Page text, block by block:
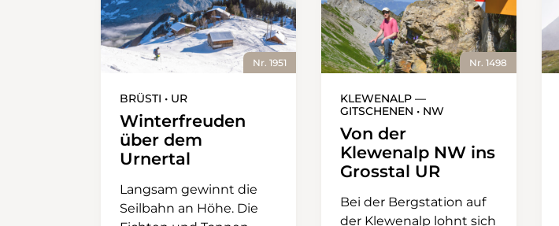
Nr. 1951
BRÜSTI • UR
Winterfreuden
über dem
Urnertal
Langsam gewinnt die
Seilbahn an Höhe. Die
Nr. 1498
KLEWENALP —
GITSCHENEN • NW
Von der
Klewenalp NW ins
Grosstal UR
Bei der Bergstation auf
der Klewenalp lohnt sich